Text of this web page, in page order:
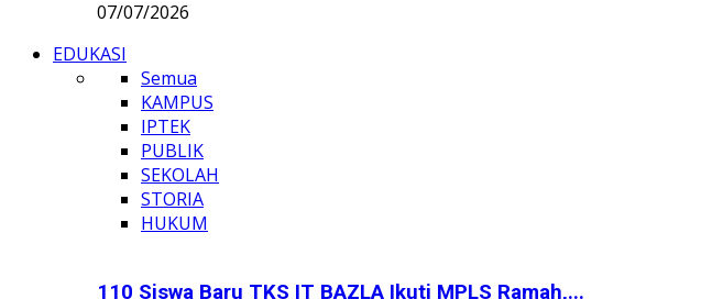
07/07/2026
EDUKASI
Semua
KAMPUS
IPTEK
PUBLIK
SEKOLAH
STORIA
HUKUM
110 Siswa Baru TKS IT BAZLA Ikuti MPLS Ramah,...